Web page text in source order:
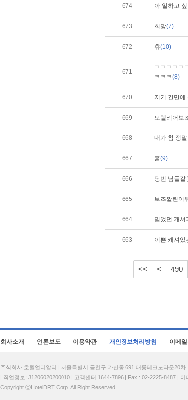
674 아 일하고
673 희망(7)
672 휴(10)
671
ㅋㅋㅋㅋㅋ
ㅋㅋㅋ(8)
670 저기 간만에
669 모텔리어보
668 내가 참 정
667 흠(9)
666 당번 님들같
665 보조짤린이
664 믿었던 캐셔
663 이쁜 캐셔있
<< < 490
회사소개 언론보도 이용약관 개인정보처리방침 이메
주식회사 호텔업디알티 | 서울특별시 금천구 가산동 691 대륭테크노타운20
| 직업정보: J1206020200010 | 고객센터 1644-7896 | Fax : 02-2225-8487 | 이
Copyright ⓒHotelDRT Corp. All Right Reserved.